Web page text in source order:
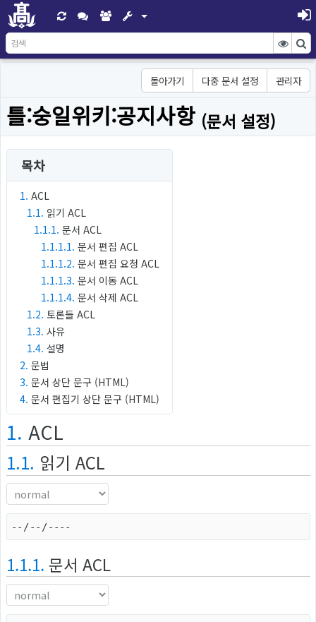
돌아가기 다중 문서 설정 관리자
틀:숭일위키:공지사항 (문서 설정)
목차
1. ACL
1.1. 읽기 ACL
1.1.1. 문서 ACL
1.1.1.1. 문서 편집 ACL
1.1.1.2. 문서 편집 요청 ACL
1.1.1.3. 문서 이동 ACL
1.1.1.4. 문서 삭제 ACL
1.2. 토론들 ACL
1.3. 사유
1.4. 설명
2. 문법
3. 문서 상단 문구 (HTML)
4. 문서 편집기 상단 문구 (HTML)
1. ACL
1.1. 읽기 ACL
1.1.1. 문서 ACL